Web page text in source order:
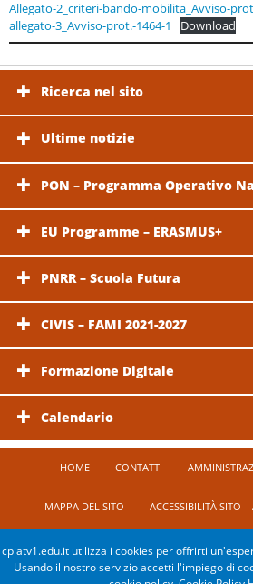
Allegato-2_criteri-bando-mobilita_Avviso-
allegato-3_Avviso-prot.-1464-1
Download
Ricerca nel sito
Ultime notizie
PON – Programma Operativo
EU Programme – ERASMUS+
PNRR – Scuola Futura
CIVIS – FAMI 2021-2027
Formazione Digitale
Calendario
HOME CONTATTI
MAPPA DEL SITO ACCESSIBILITÀ SITO –
PRIVACY POLICY
cpiatv1.edu.it utilizza i cookies per offrirti
Usando il nostro servizio accetti l'impiego di